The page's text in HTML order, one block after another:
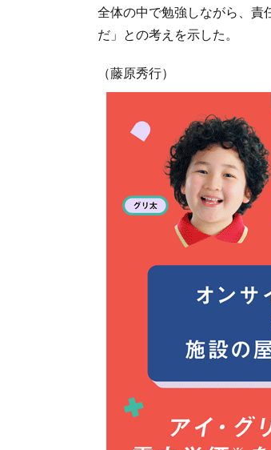
全体の中で勉強しながら、責
だ」との考えを示した。
（藤原秀行）